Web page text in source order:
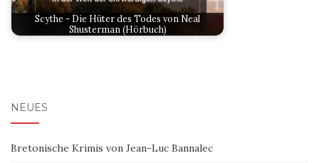
Scythe - Die Hüter des Todes von Neal
Shusterman (Hörbuch)
NEUES
Bretonische Krimis von Jean-Luc Bannalec